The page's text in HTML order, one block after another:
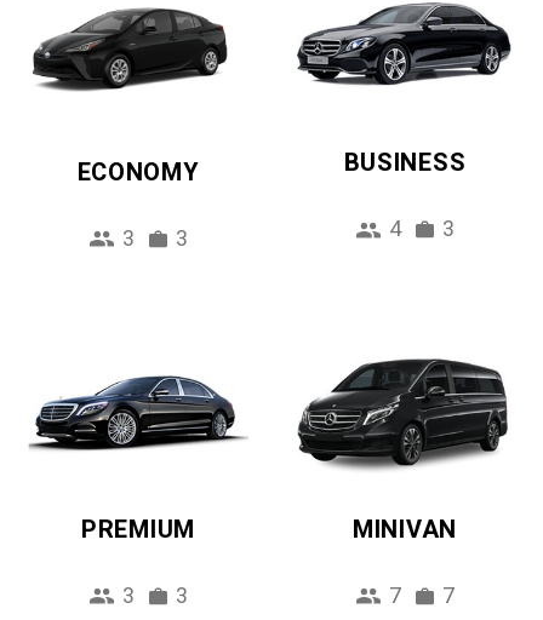
ECONOMY
3 3
BUSINESS
4 3
PREMIUM
3 3
MINIVAN
7 7